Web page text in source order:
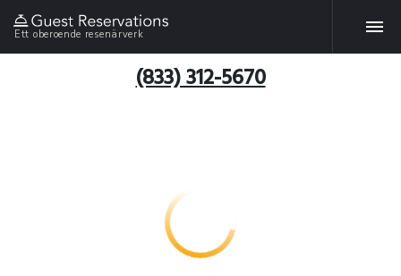
Ett oberoende resenärverk
(833) 312-5670